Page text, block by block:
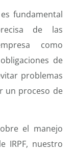
fundamental
de las
como
de
problemas
un proceso de
el manejo
IRPF, nuestro